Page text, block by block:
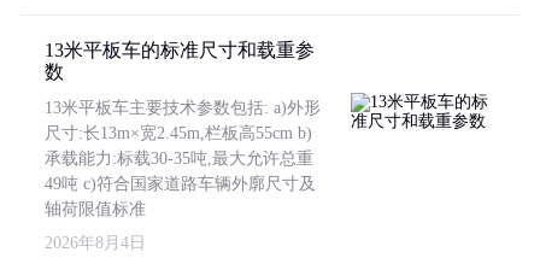
13米平板车的标准尺寸和载重参
数
13米平板车主要技术参数包括: a)外形
尺寸:长13m×宽2.45m,栏板高55cm b)
承载能力:标载30-35吨,最大允许总重
49吨 c)符合国家道路车辆外廓尺寸及
轴荷限值标准
2026年8月4日